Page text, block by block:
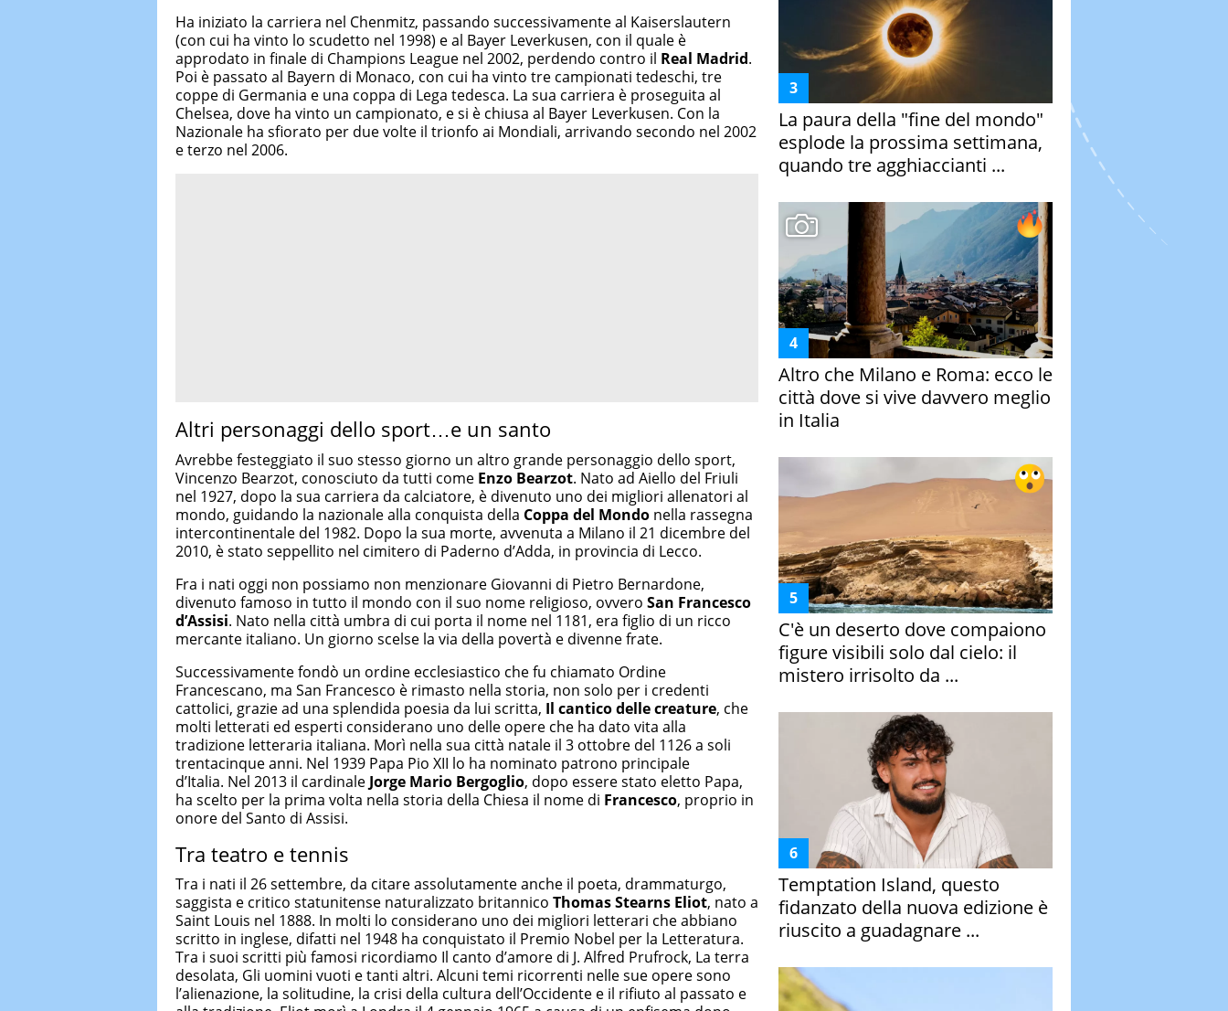
Ha iniziato la carriera nel Chenmitz, passando successivamente al Kaiserslautern
(con cui ha vinto lo scudetto nel 1998) e al Bayer Leverkusen, con il quale è
approdato in finale di Champions League nel 2002, perdendo contro il Real Madrid.
Poi è passato al Bayern di Monaco, con cui ha vinto tre campionati tedeschi, tre
coppe di Germania e una coppa di Lega tedesca. La sua carriera è proseguita al
Chelsea, dove ha vinto un campionato, e si è chiusa al Bayer Leverkusen. Con la
Nazionale ha sfiorato per due volte il trionfo ai Mondiali, arrivando secondo nel 2002
e terzo nel 2006.
Altri personaggi dello sport…e un santo
Avrebbe festeggiato il suo stesso giorno un altro grande personaggio dello sport,
Vincenzo Bearzot, conosciuto da tutti come Enzo Bearzot. Nato ad Aiello del Friuli
nel 1927, dopo la sua carriera da calciatore, è divenuto uno dei migliori allenatori al
mondo, guidando la nazionale alla conquista della Coppa del Mondo nella rassegna
intercontinentale del 1982. Dopo la sua morte, avvenuta a Milano il 21 dicembre del
2010, è stato seppellito nel cimitero di Paderno d’Adda, in provincia di Lecco.
Fra i nati oggi non possiamo non menzionare Giovanni di Pietro Bernardone,
divenuto famoso in tutto il mondo con il suo nome religioso, ovvero San Francesco
d’Assisi. Nato nella città umbra di cui porta il nome nel 1181, era figlio di un ricco
mercante italiano. Un giorno scelse la via della povertà e divenne frate.
Successivamente fondò un ordine ecclesiastico che fu chiamato Ordine
Francescano, ma San Francesco è rimasto nella storia, non solo per i credenti
cattolici, grazie ad una splendida poesia da lui scritta, Il cantico delle creature, che
molti letterati ed esperti considerano uno delle opere che ha dato vita alla
tradizione letteraria italiana. Morì nella sua città natale il 3 ottobre del 1126 a soli
trentacinque anni. Nel 1939 Papa Pio XII lo ha nominato patrono principale
d’Italia. Nel 2013 il cardinale Jorge Mario Bergoglio, dopo essere stato eletto Papa,
ha scelto per la prima volta nella storia della Chiesa il nome di Francesco, proprio in
onore del Santo di Assisi.
Tra teatro e tennis
Tra i nati il 26 settembre, da citare assolutamente anche il poeta, drammaturgo,
saggista e critico statunitense naturalizzato britannico Thomas Stearns Eliot, nato a
Saint Louis nel 1888. In molti lo considerano uno dei migliori letterari che abbiano
scritto in inglese, difatti nel 1948 ha conquistato il Premio Nobel per la Letteratura.
Tra i suoi scritti più famosi ricordiamo Il canto d’amore di J. Alfred Prufrock, La terra
desolata, Gli uomini vuoti e tanti altri. Alcuni temi ricorrenti nelle sue opere sono
l’alienazione, la solitudine, la crisi della cultura dell’Occidente e il rifiuto al passato e
La paura della "fine del mondo"
esplode la prossima settimana,
quando tre agghiaccianti ...
Altro che Milano e Roma: ecco le
città dove si vive davvero meglio
in Italia
C'è un deserto dove compaiono
figure visibili solo dal cielo: il
mistero irrisolto da ...
Temptation Island, questo
fidanzato della nuova edizione è
riuscito a guadagnare ...